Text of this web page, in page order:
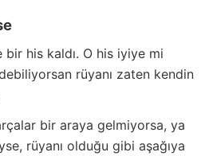
his kaldı. O his iyiye mi
rüyanı zaten kendin
bir araya gelmiyorsa, ya
rüyanı olduğu gibi aşağıya